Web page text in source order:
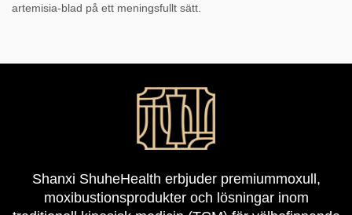
artemisia-blad på ett meningsfullt sätt.
Shanxi ShuheHealth erbjuder premiummoxull,
moxibustionsprodukter och lösningar inom